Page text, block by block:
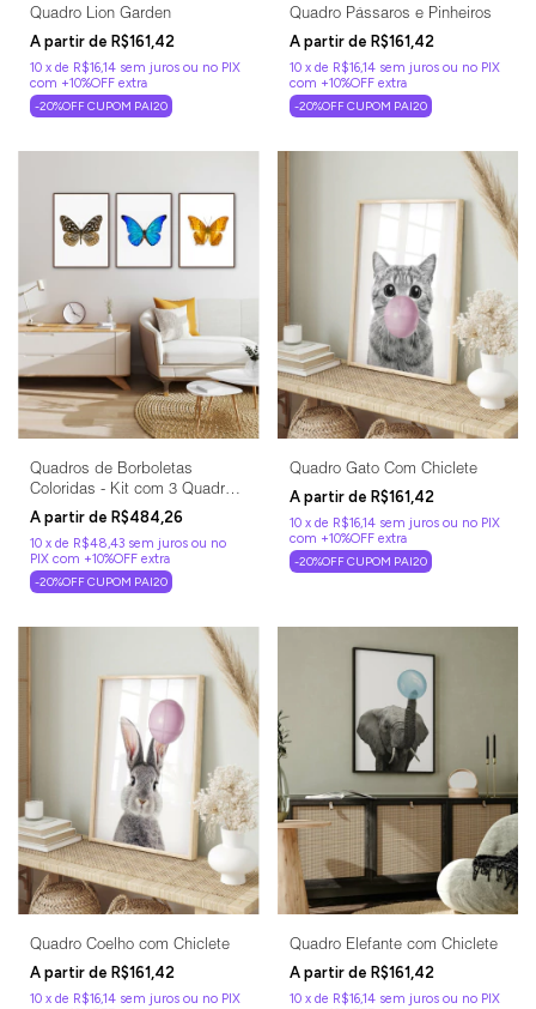
Quadro Lion Garden
R$161,42
10 x de R$16,14 sem juros
-20%OFF CUPOM PAI20
Quadro Pássaros e Pinheiros
R$161,42
10 x de R$16,14 sem juros
-20%OFF CUPOM PAI20
Quadros de Borboletas
Coloridas - Kit com 3 Quadros
DecorativosR$484,26
10 x de R$48,43 sem juros
-20%OFF CUPOM PAI20
Quadro Gato Com Chiclete
R$161,42
10 x de R$16,14 sem juros
-20%OFF CUPOM PAI20
Quadro Coelho com Chiclete
R$161,42
10 x de R$16,14 sem juros
Quadro Elefante com Chiclete
R$161,42
10 x de R$16,14 sem juros